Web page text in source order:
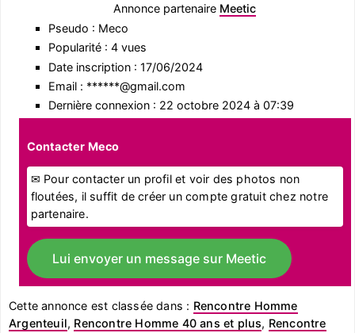
Annonce partenaire Meetic
Pseudo : Meco
Popularité : 4 vues
Date inscription : 17/06/2024
Email : ******@gmail.com
Dernière connexion : 22 octobre 2024 à 07:39
Contacter Meco
✉ Pour contacter un profil et voir des photos non
floutées, il suffit de créer un compte gratuit chez notre
partenaire.
Lui envoyer un message sur Meetic
Cette annonce est classée dans : Rencontre Homme
Argenteuil, Rencontre Homme 40 ans et plus, Rencontre